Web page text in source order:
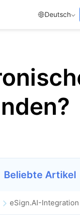
Deutsch
Beliebte Artikel